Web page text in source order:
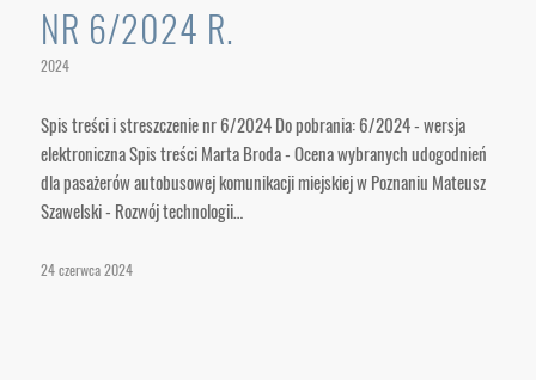
NR 6/2024 R.
2024
Spis treści i streszczenie nr 6/2024 Do pobrania: 6/2024 - wersja
elektroniczna Spis treści Marta Broda - Ocena wybranych udogodnień
dla pasażerów autobusowej komunikacji miejskiej w Poznaniu Mateusz
Szawelski - Rozwój technologii…
24 czerwca 2024